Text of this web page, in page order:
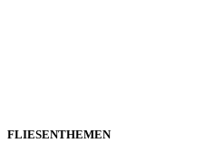
FLIESENTHEMEN